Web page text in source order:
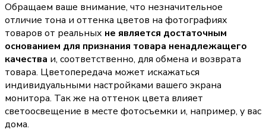
Обращаем ваше внимание, что незначительное
отличие тона и оттенка цветов на фотографиях
товаров от реальных не является достаточным
основанием для признания товара ненадлежащего
качества и, соответственно, для обмена и возврата
товара. Цветопередача может искажаться
индивидуальными настройками вашего экрана
монитора. Так же на оттенок цвета влияет
светоосвещение в месте фотосъемки и, например, у вас
дома.